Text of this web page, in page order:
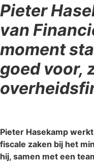
Pieter
van
moment
goed voor,
Pieter Hasekamp
fiscale zaken bij het
hij, samen met een